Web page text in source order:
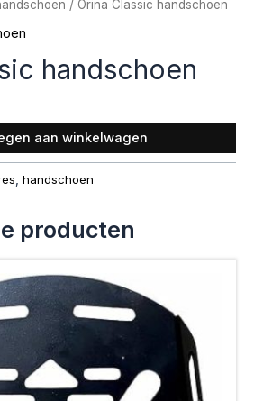
/ Orina Classic handschoen
handschoen
aan winkelwagen
handschoen
producten